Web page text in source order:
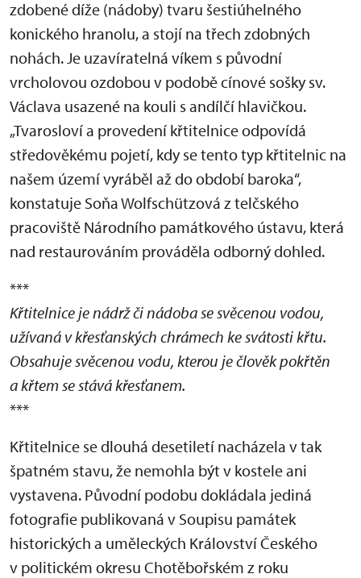
zdobené díže (nádoby) tvaru šestiúhelného
konického hranolu, a stojí na třech zdobných
nohách. Je uzavíratelná víkem s původní
vrcholovou ozdobou v podobě cínové sošky sv.
Václava usazené na kouli s andílčí hlavičkou.
„Tvarosloví a provedení křtitelnice odpovídá
středověkému pojetí, kdy se tento typ křtitelnic na
našem území vyráběl až do období baroka“,
konstatuje Soňa Wolfschützová z telčského
pracoviště Národního památkového ústavu, která
nad restaurováním prováděla odborný dohled.
***
Křtitelnice je nádrž či nádoba se svěcenou vodou,
užívaná v křesťanských chrámech ke svátosti křtu.
Obsahuje svěcenou vodu, kterou je člověk pokřtěn
a křtem se stává křesťanem.
***
Křtitelnice se dlouhá desetiletí nacházela v tak
špatném stavu, že nemohla být v kostele ani
vystavena. Původní podobu dokládala jediná
fotografie publikovaná v Soupisu památek
historických a uměleckých Království Českého
v politickém okresu Chotěbořském z roku